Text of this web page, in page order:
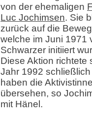
von der ehemaligen
Luc Jochimsen. Sie
zurück auf die
welche im Juni 1971
Schwarzer initiiert
Diese Aktion richtete
Jahr 1992
haben die
übersehen, so
mit Hänel.